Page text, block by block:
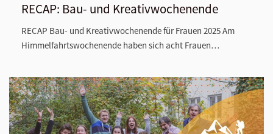
RECAP: Bau- und Kreativwochenende
RECAP Bau- und Kreativwochenende für Frauen 2025 Am
Himmelfahrtswochenende haben sich acht Frauen…